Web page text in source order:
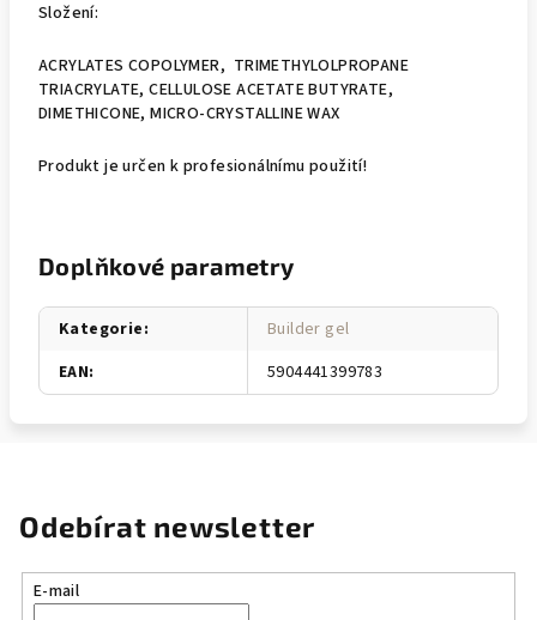
Složení:
ACRYLATES COPOLYMER, TRIMETHYLOLPROPANE
TRIACRYLATE, CELLULOSE ACETATE BUTYRATE,
DIMETHICONE, MICRO-CRYSTALLINE WAX
Produkt je určen k profesionálnímu použití!
Doplňkové parametry
Kategorie:
Builder gel
EAN: 5904441399783
Odebírat newsletter
E-mail